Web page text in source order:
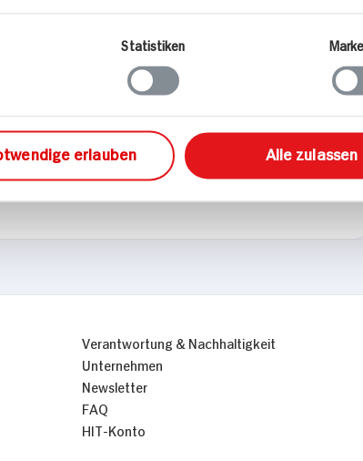
Statistiken
erlauben Alle zulassen
Verantwortung & Nachhaltigkeit
Unternehmen
Newsletter
FAQ
HIT-Konto